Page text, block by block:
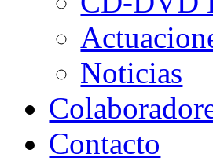
Noticias
Contacto